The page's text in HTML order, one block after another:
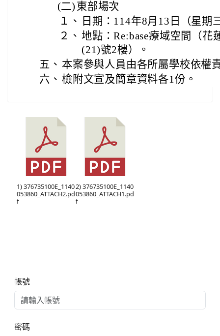
(二) 東部場次
１、
日期：114年8月13日（星期
２、 地點：Re:base療域空間（花
(21)號2樓）。
五、 本案參與人員由各所屬學校依權
六、 檢附文宣及簡章資料各1份。
1) 376735100E_1140
053860_ATTACH2.pd
f
2) 376735100E_1140
053860_ATTACH1.pd
f
帳號
密碼